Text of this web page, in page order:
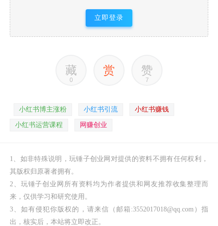
立即登录
藏
0
赏 赞
7
小红书博主涨粉 小红书引流 小红书赚钱
小红书运营课程 网赚创业
1、如非特殊说明，玩锤子创业网对提供的资料不拥有任何权利，
其版权归原著者拥有。
2、玩锤子创业网所有资料均为作者提供和网友推荐收集整理而
来，仅供学习和研究使用。
3、如有侵犯你版权的，请来信（邮箱:3552017018@qq.com）指
出，核实后，本站将立即改正。